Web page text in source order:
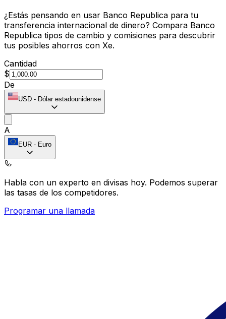
¿Estás pensando en usar Banco Republica para tu
transferencia internacional de dinero? Compara Banco
Republica tipos de cambio y comisiones para descubrir
tus posibles ahorros con Xe.
Cantidad
$
De
USD - Dólar estadounidense
A
EUR - Euro
Habla con un experto en divisas hoy. Podemos superar
las tasas de los competidores.
Programar una llamada